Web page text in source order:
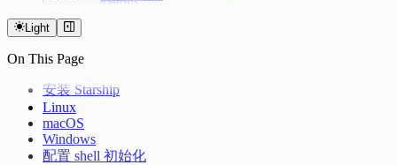
Ventoy
Windows Subsystem for Linux 2 (WSL2)
在独立恢复分区重建 Windows 恢复环境
Windows 11 新环境配置
Package Manager
Windows 配置命令快捷键
Linux 下的 Android
Swap
安卓优化
拨号快捷键
Kernelsu Overlayfs
PVE CPU 省电配置
Light
On This Page
安装 Starship
Linux
macOS
Windows
配置 shell 初始化